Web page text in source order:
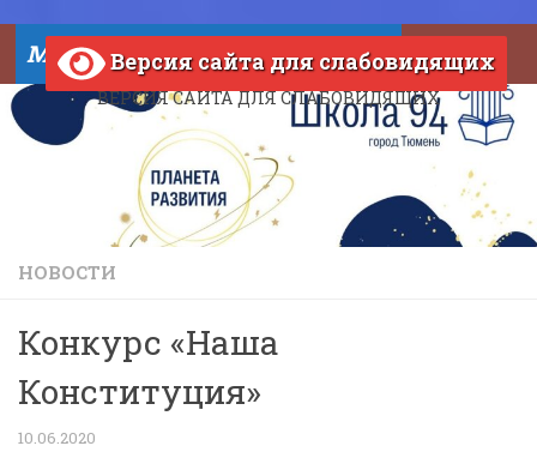
Skip to content
МАОУ СОШ №94 города Тюмени
ВЕРСИЯ САЙТА ДЛЯ СЛАБОВИДЯЩИХ
Версия сайта для слабовидящих
НОВОСТИ
Конкурс «Наша
Конституция»
10.06.2020